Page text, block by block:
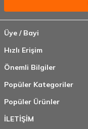
Üye / Bayi
Hızlı Erişim
Önemli Bilgiler
Popüler Kategoriler
Popüler Ürünler
İLETİŞİM